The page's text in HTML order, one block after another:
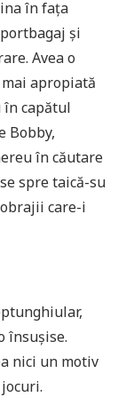
în fața
și
Avea o
apropiată
în capătul
Bobby,
în căutare
spre taică-su
care-i
însușise.
nici un motiv